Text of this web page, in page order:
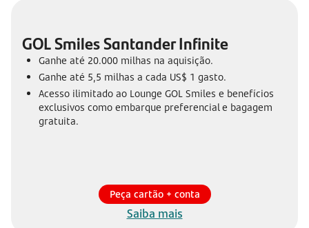
GOL Smiles Santander Infinite
Ganhe até 20.000 milhas na aquisição.
Ganhe até 5,5 milhas a cada US$ 1 gasto.
Acesso ilimitado ao Lounge GOL Smiles e benefícios
exclusivos como embarque preferencial e bagagem
gratuita.
Peça cartão + conta
Saiba mais